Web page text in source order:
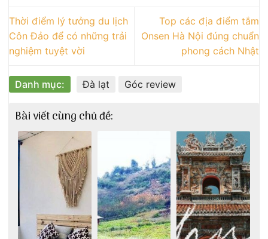
Thời điểm lý tưởng du lịch
Côn Đảo để có những trải
nghiệm tuyệt vời
Top các địa điểm tắm
Onsen Hà Nội đúng chuẩn
phong cách Nhật
Danh mục: Đà lạt Góc review
Bài viết cùng chủ đề: